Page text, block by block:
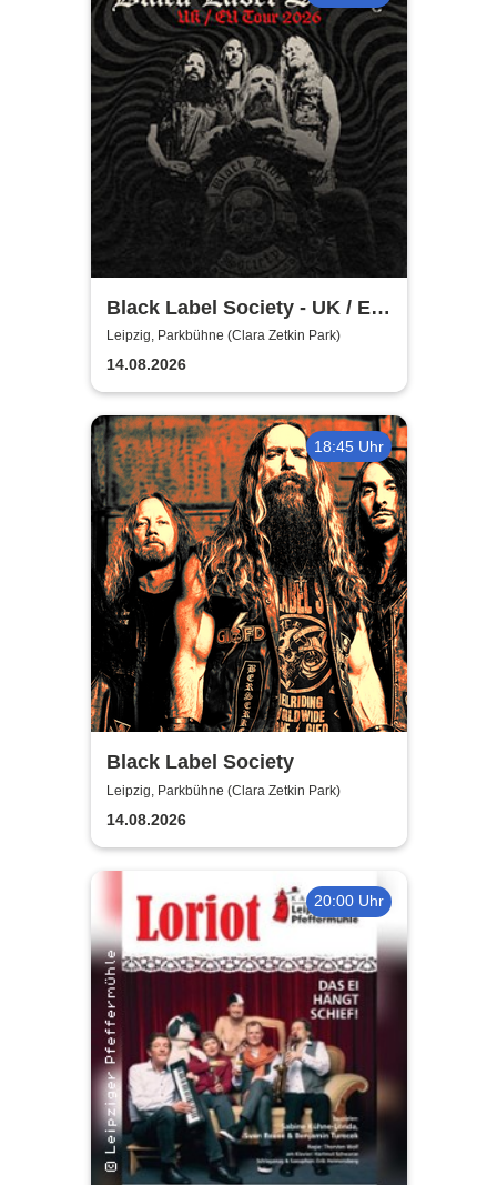
Black Label Society - UK / EU
TOUR 2026
Leipzig, Parkbühne (Clara Zetkin Park)
14.08.2026
18:45 Uhr
Black Label Society
Leipzig, Parkbühne (Clara Zetkin Park)
14.08.2026
20:00 Uhr